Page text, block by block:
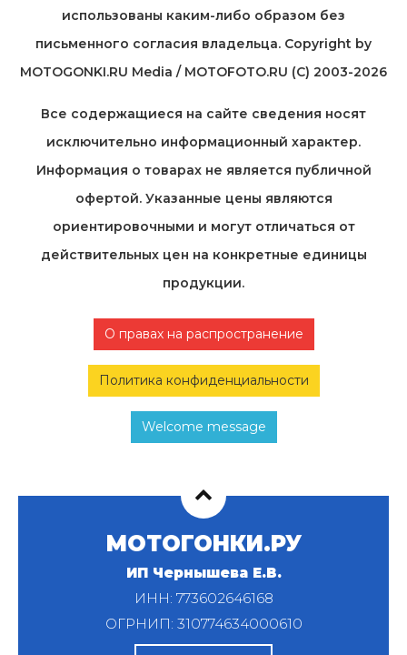
использованы каким-либо образом без
письменного согласия владельца. Copyright by
MOTOGONKI.RU Media / MOTOFOTO.RU (C) 2003-2026
Все содержащиеся на cайте сведения носят
исключительно информационный характер.
Информация о товарах не является публичной
офертой. Указанные цены являются
ориентировочными и могут отличаться от
действительных цен на конкретные единицы
продукции.
О правах на распространение
Политика конфиденциальности
Welcome message
МОТОГОНКИ.РУ
ИП Чернышева Е.В.
ИНН: 773602646168
ОГРНИП: 310774634000610